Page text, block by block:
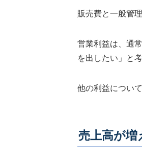
販売費と一般管
営業利益は、通
を出したい」と
他の利益につい
売上高が増